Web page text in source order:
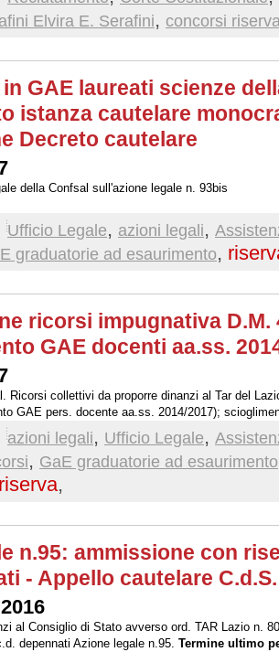
Elvira E. Serafini, concorsi
GAE laureati scienze
istanza cautelare
Decreto cautelare
della Confsal sull'azione legale n. 93bis
Ufficio Legale, azioni legali,
graduatorie ad esaurimento,
ricorsi impugnativa D.M.
GAE docenti aa.ss.
Ricorsi collettivi da proporre dinanzi al Tar del
GAE pers. docente aa.ss. 2014/2017);
entro l'8/7/2017
azioni legali, Ufficio Legale,
, GaE graduatorie ad esaurimento
riserva,
n.95: ammissione con
- Appello cautelare
al Consiglio di Stato avverso ord. TAR Lazio n.
depennati Azione legale n.95. Termine ultimo